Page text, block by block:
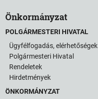
Önkormányzat
POLGÁRMESTERI HIVATAL
Ügyfélfogadás, elérhetőségek
Polgármesteri Hivatal
Rendeletek
Hirdetmények
ÖNKORMÁNYZAT